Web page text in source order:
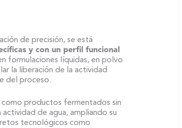
de precisión, se está
y con un perfil funcional
formulaciones líquidas, en polvo
la liberación de la actividad
del proceso.
como productos fermentados sin
de agua, ampliando su
tecnológicos como